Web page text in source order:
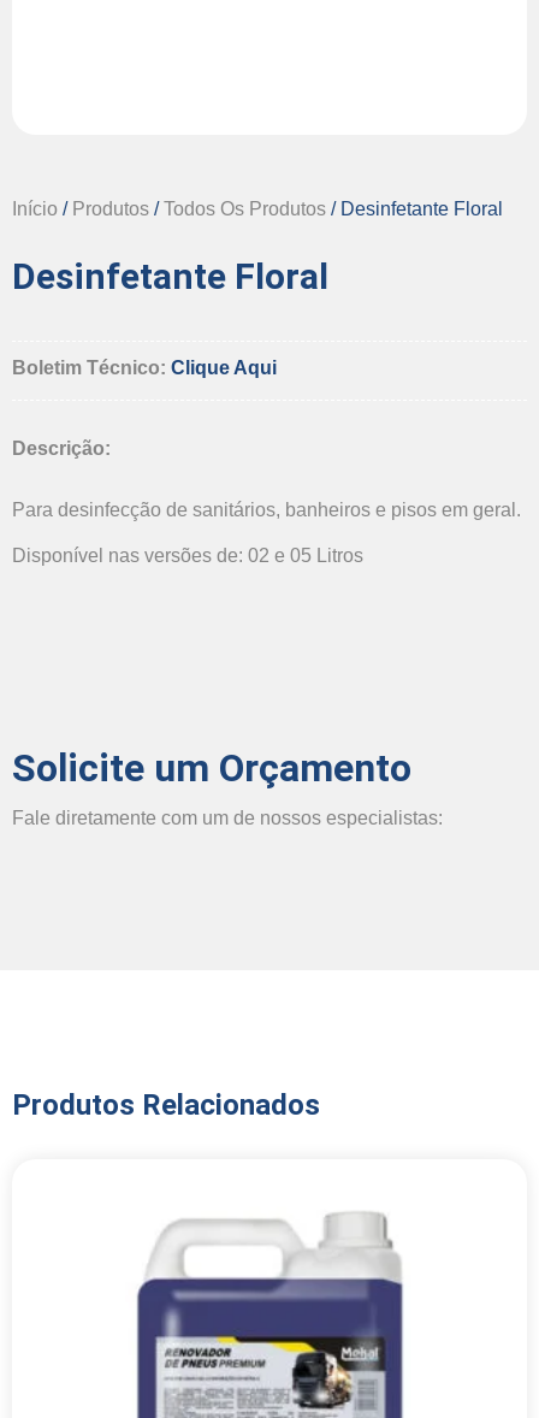
Início / Produtos /Todos Os Produtos / Desinfetante Floral
Desinfetante Floral
Boletim Técnico: Clique Aqui
Descrição:
Para desinfecção de sanitários, banheiros e pisos em geral.
Disponível nas versões de: 02 e 05 Litros
Solicite um Orçamento
Fale diretamente com um de nossos especialistas:
Produtos Relacionados